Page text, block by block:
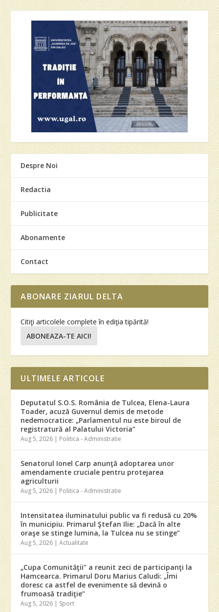
Despre Noi
Redactia
Publicitate
Abonamente
Contact
ABONARE ZIARUL DELTA
Citiţi articolele complete în ediţia tipărită!
ABONEAZA-TE AICI!
ULTIMELE ARTICOLE
Deputatul S.O.S. România de Tulcea, Elena-Laura
Toader, acuză Guvernul demis de metode
nedemocratice: „Parlamentul nu este biroul de
registratură al Palatului Victoria”
Aug 5, 2026 | Politica - Administratie
Senatorul Ionel Carp anunţă adoptarea unor
amendamente cruciale pentru protejarea
agriculturii
Aug 5, 2026 | Politica - Administratie
Intensitatea iluminatului public va fi redusă cu 20%
în municipiu. Primarul Ştefan Ilie: „Dacă în alte
oraşe se stinge lumina, la Tulcea nu se stinge”
Aug 5, 2026 |Actualitate
„Cupa Comunităţii” a reunit zeci de participanţi la
Hamcearca. Primarul Doru Marius Caludi: „Îmi
doresc ca astfel de evenimente să devină o
frumoasă tradiţie”
Aug 5, 2026 | Sport